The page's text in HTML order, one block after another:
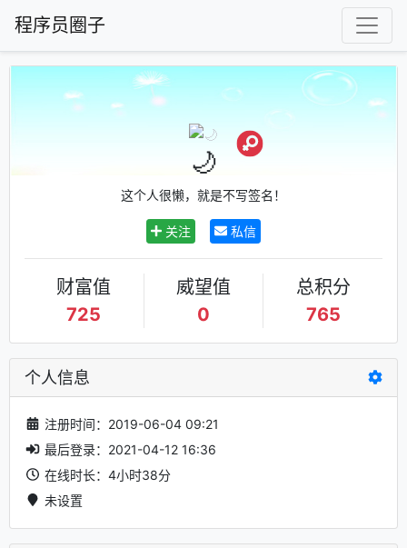
程序员圈子
🌙
这个人很懒，就是不写签名！
关注 私信
财富值
725
威望值
0
总积分
765
个人信息
注册时间：2019-06-04 09:21
最后登录：2021-04-12 16:36
在线时长：4小时38分
未设置